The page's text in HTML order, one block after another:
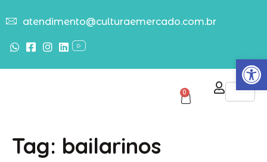
Abrir
atendimento@culturaemercado.com.br
0
Tag: bailarinos